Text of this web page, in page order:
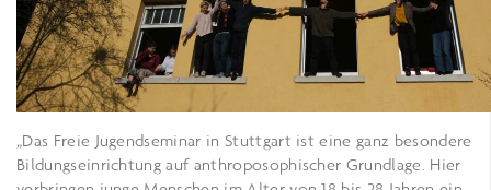
„Das Freie Jugendseminar in Stuttgart ist eine ganz besondere
Bildungseinrichtung auf anthroposophischer Grundlage. Hier